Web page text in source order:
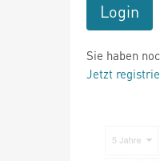
Login
Sie haben
Jetzt